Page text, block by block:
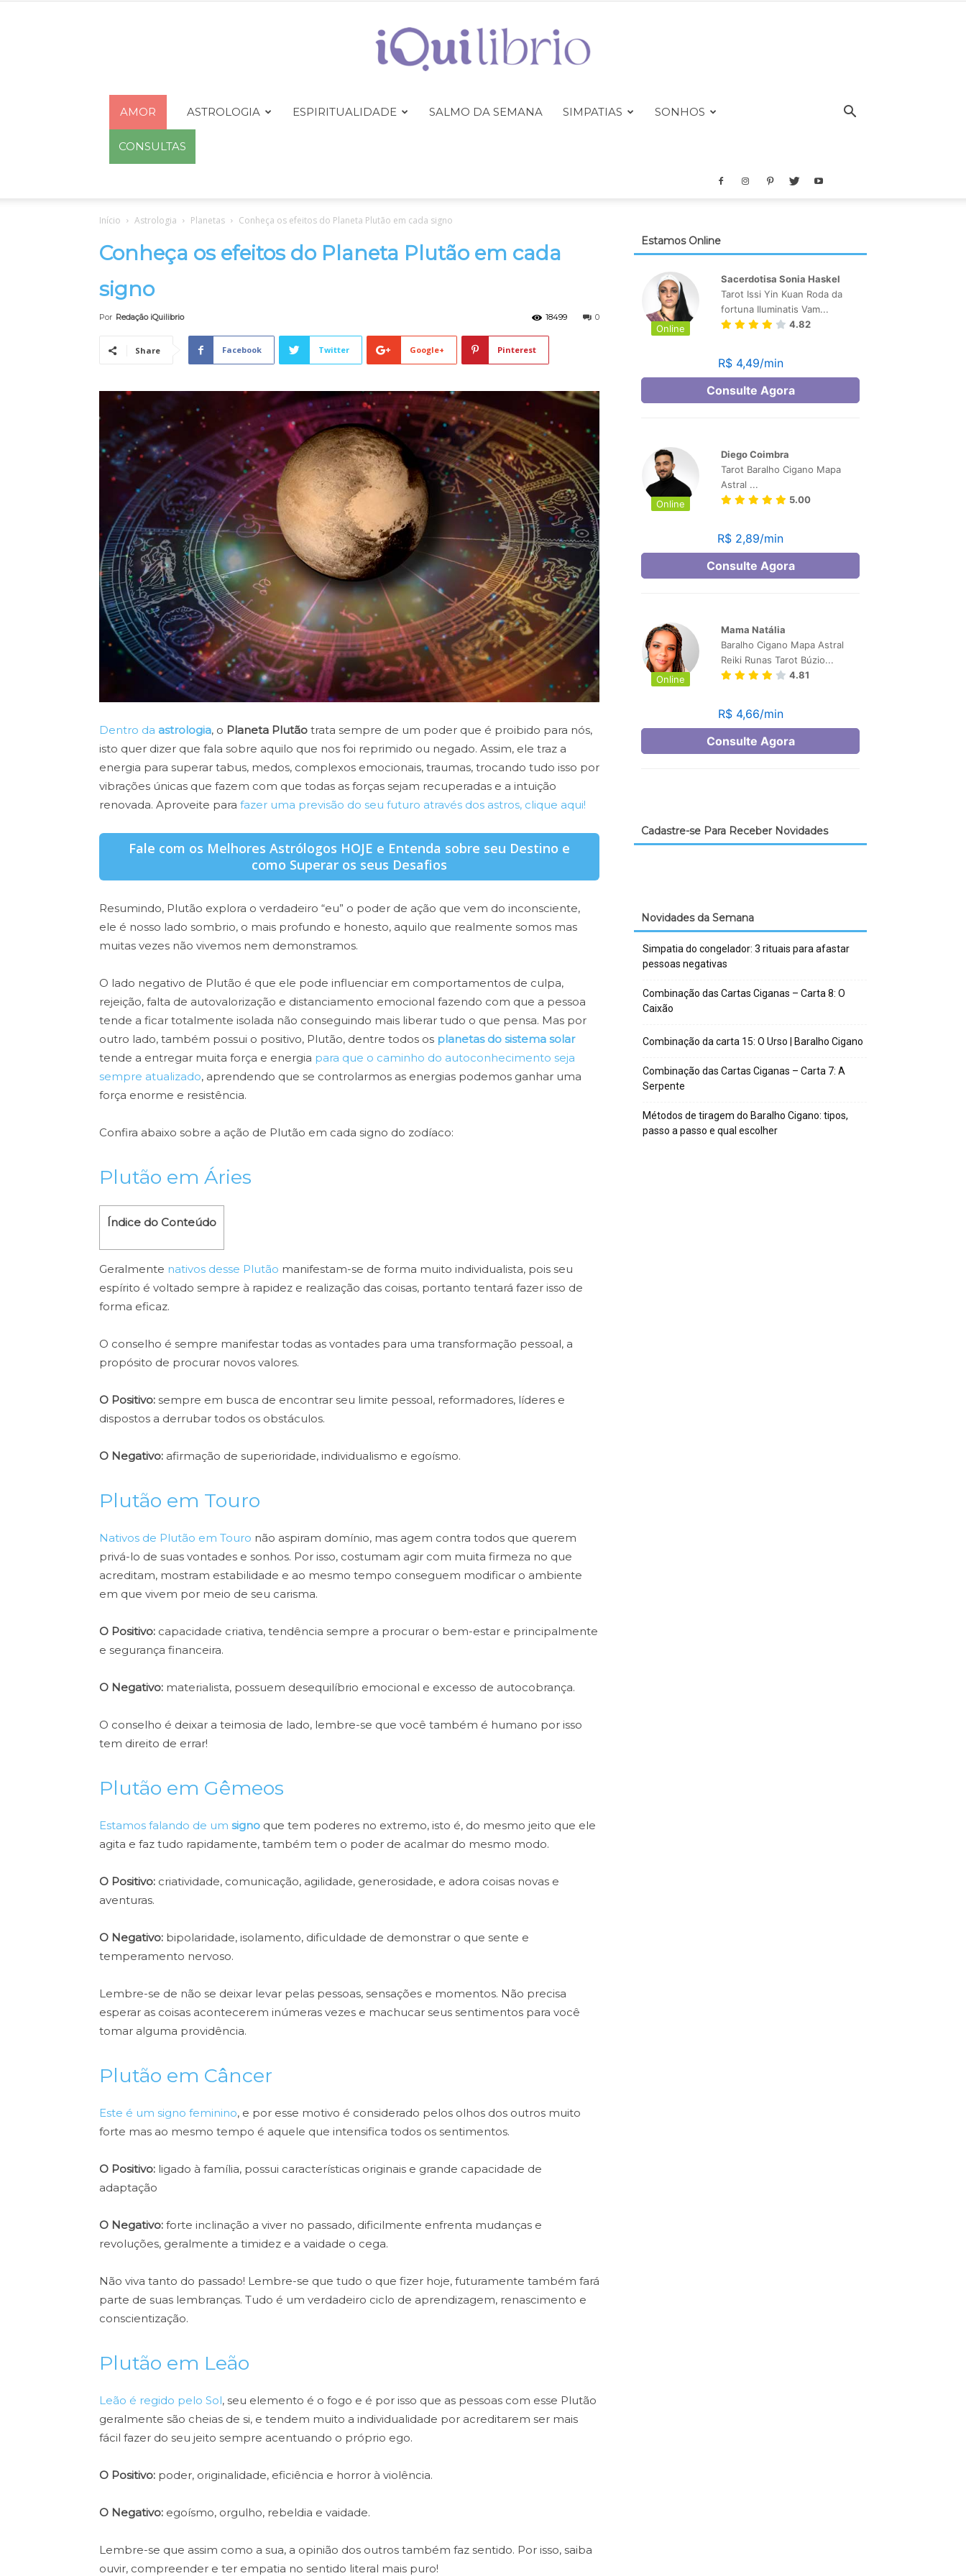
iQuilibrio
AMOR ASTROLOGIA ESPIRITUALIDADE SALMO DA SEMANA SIMPATIAS SONHOS
CONSULTAS
Início Astrologia Planetas Conheça os efeitos do Planeta Plutão em cada signo
Conheça os efeitos do Planeta Plutão em cada
signo
Por Redação iQuilibrio 0
18499
Share Facebook Twitter Google+ Pinterest
Dentro da astrologia, o Planeta Plutão trata sempre de um poder que é proibido para nós,
isto quer dizer que fala sobre aquilo que nos foi reprimido ou negado. Assim, ele traz a
energia para superar tabus, medos, complexos emocionais, traumas, trocando tudo isso por
vibrações únicas que fazem com que todas as forças sejam recuperadas e a intuição
renovada. Aproveite para fazer uma previsão do seu futuro através dos astros, clique aqui!
Fale com os Melhores Astrólogos HOJE e Entenda sobre seu Destino e
como Superar os seus Desafios
Resumindo, Plutão explora o verdadeiro “eu” o poder de ação que vem do inconsciente,
ele é nosso lado sombrio, o mais profundo e honesto, aquilo que realmente somos mas
muitas vezes não vivemos nem demonstramos.
O lado negativo de Plutão é que ele pode influenciar em comportamentos de culpa,
rejeição, falta de autovalorização e distanciamento emocional fazendo com que a pessoa
tende a ficar totalmente isolada não conseguindo mais liberar tudo o que pensa. Mas por
outro lado, também possui o positivo, Plutão, dentre todos os planetas do sistema solar
tende a entregar muita força e energia para que o caminho do autoconhecimento seja
sempre atualizado, aprendendo que se controlarmos as energias podemos ganhar uma
força enorme e resistência.
Confira abaixo sobre a ação de Plutão em cada signo do zodíaco:
Plutão em Áries
Índice do Conteúdo
Geralmente nativos desse Plutão manifestam-se de forma muito individualista, pois seu
espírito é voltado sempre à rapidez e realização das coisas, portanto tentará fazer isso de
forma eficaz.
O conselho é sempre manifestar todas as vontades para uma transformação pessoal, a
propósito de procurar novos valores.
O Positivo: sempre em busca de encontrar seu limite pessoal, reformadores, líderes e
dispostos a derrubar todos os obstáculos.
O Negativo: afirmação de superioridade, individualismo e egoísmo.
Plutão em Touro
Nativos de Plutão em Touro não aspiram domínio, mas agem contra todos que querem
privá-lo de suas vontades e sonhos. Por isso, costumam agir com muita firmeza no que
acreditam, mostram estabilidade e ao mesmo tempo conseguem modificar o ambiente
em que vivem por meio de seu carisma.
O Positivo: capacidade criativa, tendência sempre a procurar o bem-estar e principalmente
e segurança financeira.
O Negativo: materialista, possuem desequilíbrio emocional e excesso de autocobrança.
O conselho é deixar a teimosia de lado, lembre-se que você também é humano por isso
tem direito de errar!
Plutão em Gêmeos
Estamos falando de um signo que tem poderes no extremo, isto é, do mesmo jeito que ele
agita e faz tudo rapidamente, também tem o poder de acalmar do mesmo modo.
O Positivo: criatividade, comunicação, agilidade, generosidade, e adora coisas novas e
aventuras.
O Negativo: bipolaridade, isolamento, dificuldade de demonstrar o que sente e
temperamento nervoso.
Lembre-se de não se deixar levar pelas pessoas, sensações e momentos. Não precisa
esperar as coisas acontecerem inúmeras vezes e machucar seus sentimentos para você
tomar alguma providência.
Plutão em Câncer
Este é um signo feminino, e por esse motivo é considerado pelos olhos dos outros muito
forte mas ao mesmo tempo é aquele que intensifica todos os sentimentos.
O Positivo: ligado à família, possui características originais e grande capacidade de
adaptação
O Negativo: forte inclinação a viver no passado, dificilmente enfrenta mudanças e
revoluções, geralmente a timidez e a vaidade o cega.
Não viva tanto do passado! Lembre-se que tudo o que fizer hoje, futuramente também fará
parte de suas lembranças. Tudo é um verdadeiro ciclo de aprendizagem, renascimento e
conscientização.
Plutão em Leão
Leão é regido pelo Sol, seu elemento é o fogo e é por isso que as pessoas com esse Plutão
geralmente são cheias de si, e tendem muito a individualidade por acreditarem ser mais
fácil fazer do seu jeito sempre acentuando o próprio ego.
O Positivo: poder, originalidade, eficiência e horror à violência.
O Negativo: egoísmo, orgulho, rebeldia e vaidade.
Lembre-se que assim como a sua, a opinião dos outros também faz sentido. Por isso, saiba
ouvir, compreender e ter empatia no sentido literal mais puro!
Estamos Online
Cadastre-se Para Receber Novidades
Novidades da Semana
Simpatia do congelador: 3 rituais para afastar
pessoas negativas
Combinação das Cartas Ciganas – Carta 8: O
Caixão
Combinação da carta 15: O Urso | Baralho Cigano
Combinação das Cartas Ciganas – Carta 7: A
Serpente
Métodos de tiragem do Baralho Cigano: tipos,
passo a passo e qual escolher